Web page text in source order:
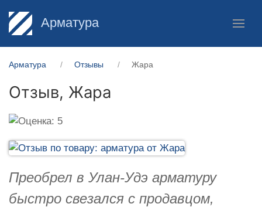
Арматура
Арматура Отзывы Жара
Отзыв, Жара
Преобрел в Улан-Удэ арматуру
быстро свезался с продавцом,